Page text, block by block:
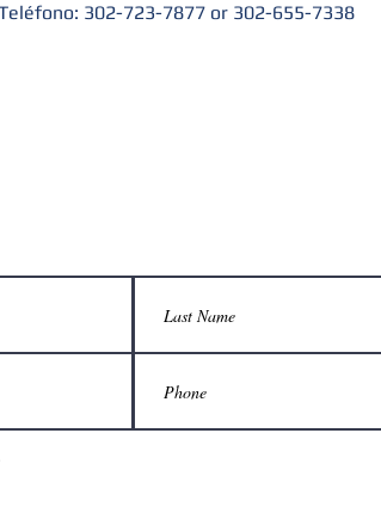
302-723-7877 or 302-655-7338